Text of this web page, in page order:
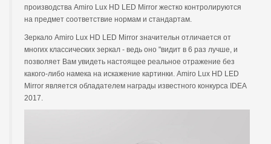
производства Amiro Lux HD LED Mirror жестко контролируются
на предмет соответствие нормам и стандартам.
Зеркало Amiro Lux HD LED Mirror значительн отличается от
многих классических зеркал - ведь оно "видит в 6 раз лучше, и
позволяет Вам увидеть настоящее реальное отражение без
какого-либо намека на искажение картинки. Amiro Lux HD LED
Mirror является обладателем награды известного конкурса IDEA
2017.